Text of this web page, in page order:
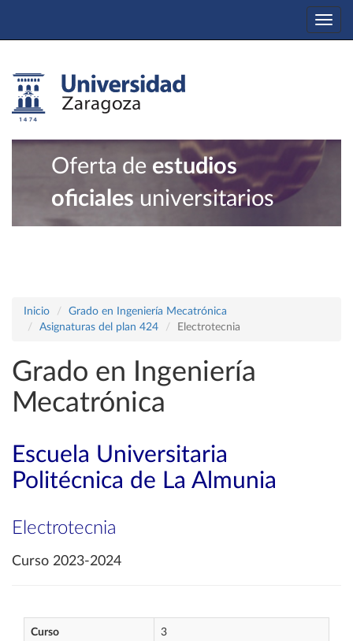
Oferta de estudios
oficiales universitarios
Inicio
Grado en Ingeniería Mecatrónica
Asignaturas del plan 424
Electrotecnia
Grado en Ingeniería
Mecatrónica
Escuela Universitaria
Politécnica de La Almunia
Electrotecnia
Curso 2023-2024
Curso 3